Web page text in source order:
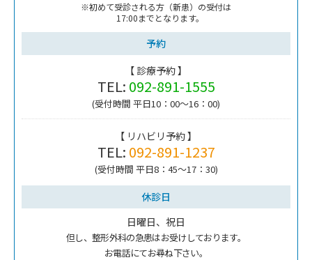
※初めて受診される方（新患）の受付は
17:00までとなります。
予約
【 診療予約 】
TEL: 092-891-1555
(受付時間 平日10：00～16：00)
【 リハビリ予約 】
TEL: 092-891-1237
(受付時間 平日8：45～17：30)
休診日
日曜日、祝日
但し、整形外科の急患はお受けしております。
お電話にてお尋ね下さい。